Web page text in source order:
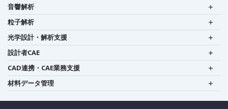
音響解析
粒子解析
光学設計・解析支援
設計者CAE
CAD連携・CAE業務支援
材料データ管理